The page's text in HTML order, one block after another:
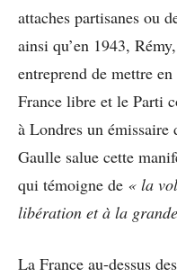
attaches partisanes ou
ainsi qu’en 1943,
entreprend de mettre
France libre et le Parti
à Londres un émissaire
Gaulle salue cette
qui témoigne de « la
libération et à la
La France au-dessus